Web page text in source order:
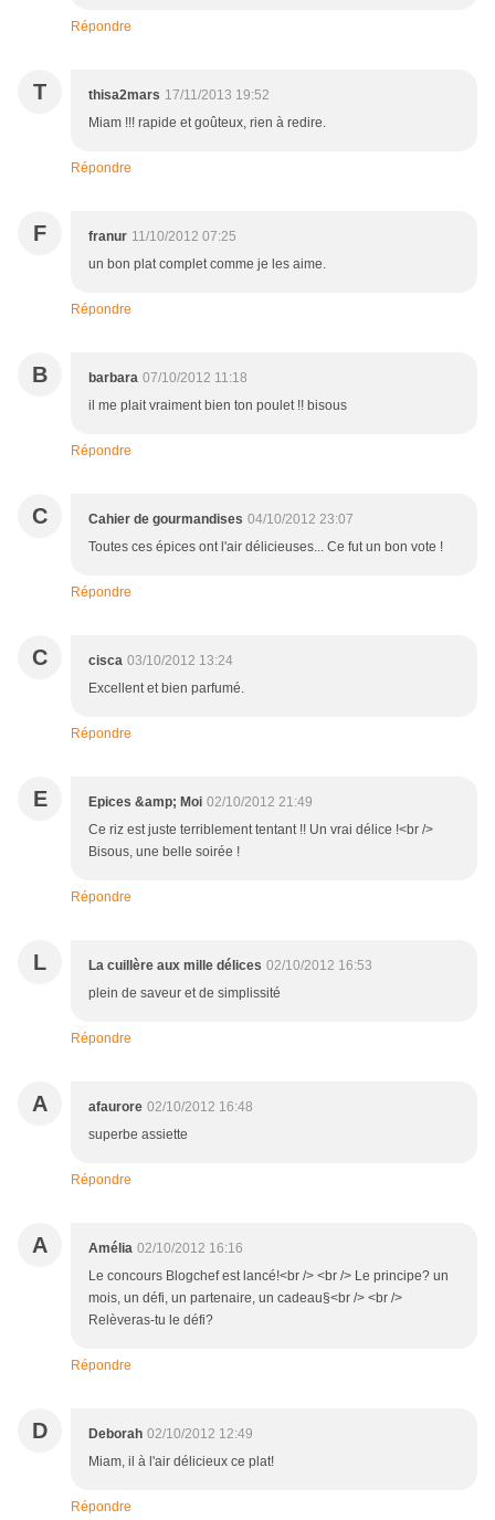
Répondre
T thisa2mars 17/11/2013 19:52
Miam !!! rapide et goûteux, rien à redire.
Répondre
F franur 11/10/2012 07:25
un bon plat complet comme je les aime.
Répondre
B barbara 07/10/2012 11:18
il me plait vraiment bien ton poulet !! bisous
Répondre
C Cahier de gourmandises 04/10/2012 23:07
Toutes ces épices ont l'air délicieuses... Ce fut un bon vote !
Répondre
C cisca 03/10/2012 13:24
Excellent et bien parfumé.
Répondre
E Epices &amp; Moi 02/10/2012 21:49
Ce riz est juste terriblement tentant !! Un vrai délice !<br />
Bisous, une belle soirée !
Répondre
L La cuillère aux mille délices 02/10/2012 16:53
plein de saveur et de simplissité
Répondre
A afaurore 02/10/2012 16:48
superbe assiette
Répondre
A Amélia 02/10/2012 16:16
Le concours Blogchef est lancé!<br /> <br /> Le principe? un
mois, un défi, un partenaire, un cadeau§<br /> <br />
Relèveras-tu le défi?
Répondre
D Deborah 02/10/2012 12:49
Miam, il à l'air délicieux ce plat!
Répondre